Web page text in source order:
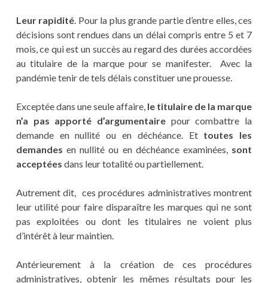
Leur rapidité . Pour la plus grande partie d’entre elles, ces
décisions sont rendues dans un délai compris entre 5 et 7
mois, ce qui est un succès au regard des durées accordées
au titulaire de la marque pour se manifester. Avec la
pandémie tenir de tels délais constituer une prouesse.
Exceptée dans une seule affaire, le titulaire de la marque
n’a pas apporté d’argumentaire pour combattre la
demande en nullité ou en déchéance. Et toutes les
demandes en nullité ou en déchéance examinées, sont
acceptées dans leur totalité ou partiellement.
Autrement dit, ces procédures administratives montrent
leur utilité pour faire disparaître les marques qui ne sont
pas exploitées ou dont les titulaires ne voient plus
d’intérêt à leur maintien.
Antérieurement à la création de ces procédures
administratives, obtenir les mêmes résultats pour les